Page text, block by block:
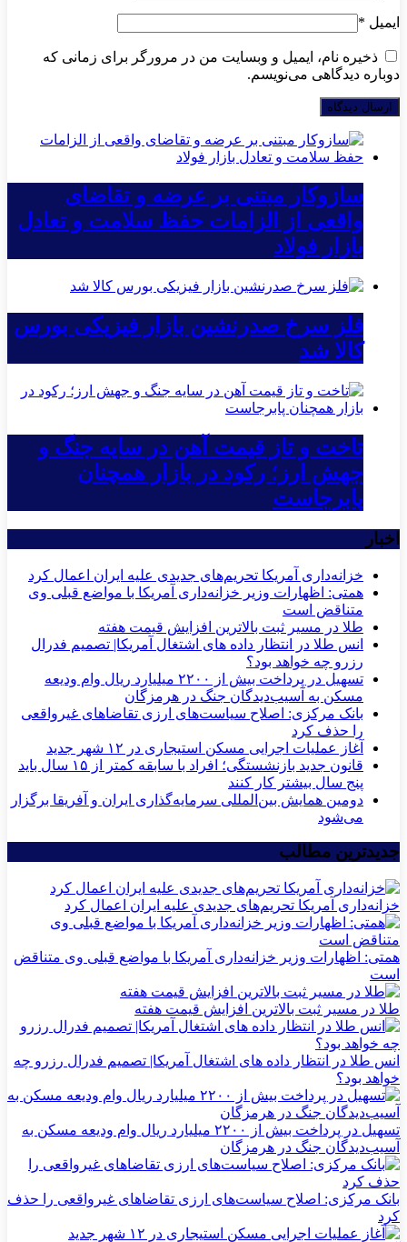
ایمیل *
ذخیره نام، ایمیل و وبسایت من در مرورگر برای زمانی که
دوباره دیدگاهی می‌نویسم.
سازوکار مبتنی بر عرضه و تقاضای
واقعی از الزامات حفظ سلامت و تعادل
بازار فولاد
فلز سرخ صدرنشین بازار فیزیکی بورس
کالا شد
تاخت و تاز قیمت آهن در سایه جنگ و
جهش ارز؛ رکود در بازار همچنان
پابرجاست
اخبار
خزانه‌داری آمریکا تحریم‌های جدیدی علیه ایران اعمال کرد
همتی: اظهارات وزیر خزانه‌داری آمریکا با مواضع قبلی وی
متناقض است
طلا در مسیر ثبت بالاترین افزایش قیمت هفته
انس طلا در انتظار داده های اشتغال آمریکا| تصمیم فدرال
رزرو چه خواهد بود؟
تسهیل در پرداخت بیش از ۲۲۰۰ میلیارد ریال وام ودیعه
مسکن به آسیب‌دیدگان جنگ در هرمزگان
بانک مرکزی: اصلاح سیاست‌های ارزی تقاضاهای غیرواقعی
را حذف کرد
آغاز عملیات اجرایی مسکن استیجاری در ۱۲ شهر جدید
قانون جدید بازنشستگی؛ افراد با سابقه کمتر از ۱۵ سال باید
پنج سال بیشتر کار کنند
دومین همایش بین‌المللی سرمایه‌گذاری ایران و آفریقا برگزار
می‌شود
جدیدترین مطالب
خزانه‌داری آمریکا تحریم‌های جدیدی علیه ایران اعمال کرد
همتی: اظهارات وزیر خزانه‌داری آمریکا با مواضع قبلی وی متناقض
است
طلا در مسیر ثبت بالاترین افزایش قیمت هفته
انس طلا در انتظار داده های اشتغال آمریکا| تصمیم فدرال رزرو چه
خواهد بود؟
تسهیل در پرداخت بیش از ۲۲۰۰ میلیارد ریال وام ودیعه مسکن به
آسیب‌دیدگان جنگ در هرمزگان
بانک مرکزی: اصلاح سیاست‌های ارزی تقاضاهای غیرواقعی را حذف
کرد